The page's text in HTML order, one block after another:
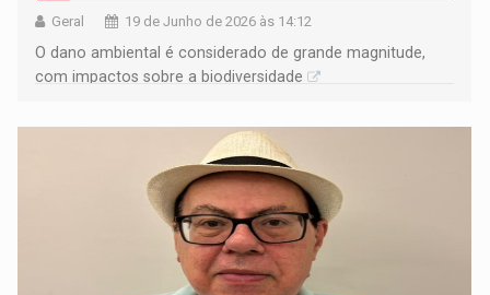
Geral 19 de Junho de 2026 às 14:12
O dano ambiental é considerado de grande magnitude,
com impactos sobre a biodiversidade